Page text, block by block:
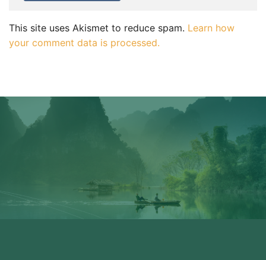
This site uses Akismet to reduce spam. Learn how
your comment data is processed.